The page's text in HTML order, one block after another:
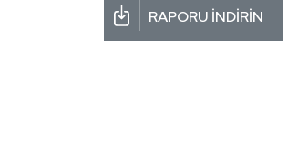
RAPORU İNDİRİN